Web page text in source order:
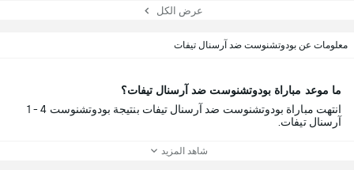
عرض الكل
معلومات عن بودوتشنوست ضد آرسنال تيفات
ما موعد مباراة بودوتشنوست ضد آرسنال تيفات؟
انتهت مباراة بودوتشنوست ضد آرسنال تيفات بنتيجة بودوتشنوست 4 - 1
آرسنال تيفات.
شاهد المزيد